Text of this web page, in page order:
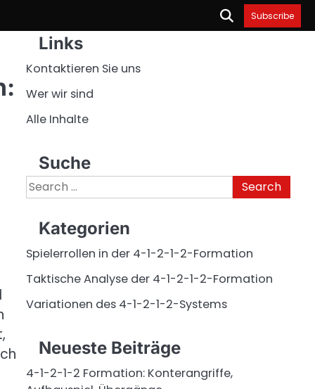
Subscribe
Links
Kontaktieren Sie uns
Wer wir sind
Alle Inhalte
Suche
Search
for:
Kategorien
Spielerrollen in der 4-1-2-1-2-Formation
Taktische Analyse der 4-1-2-1-2-Formation
Variationen des 4-1-2-1-2-Systems
Neueste Beiträge
4-1-2-1-2 Formation: Konterangriffe,